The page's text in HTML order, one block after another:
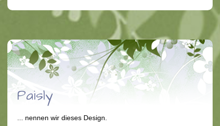
Paisly
... nennen wir dieses Design.